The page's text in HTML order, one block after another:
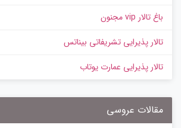
باغ تالار vip مجنون
تالار پذیرایی تشریفاتی بیناتس
تالار پذیرایی عمارت یوتاب
مقالات عروسی